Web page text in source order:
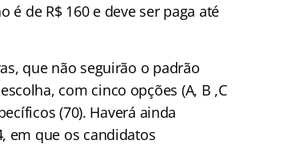
é de R$ 160 e deve ser paga até
que não seguirão o padrão
com cinco opções (A, B ,C
(70). Haverá ainda
em que os candidatos